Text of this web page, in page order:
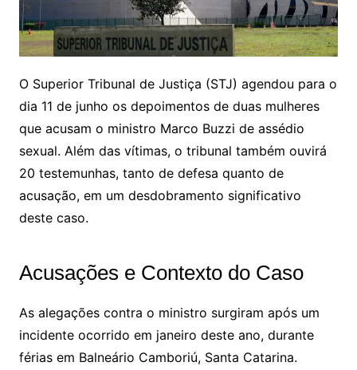
O Superior Tribunal de Justiça (STJ) agendou para o
dia 11 de junho os depoimentos de duas mulheres
que acusam o ministro Marco Buzzi de assédio
sexual. Além das vítimas, o tribunal também ouvirá
20 testemunhas, tanto de defesa quanto de
acusação, em um desdobramento significativo
deste caso.
Acusações e Contexto do Caso
As alegações contra o ministro surgiram após um
incidente ocorrido em janeiro deste ano, durante
férias em Balneário Camboriú, Santa Catarina.